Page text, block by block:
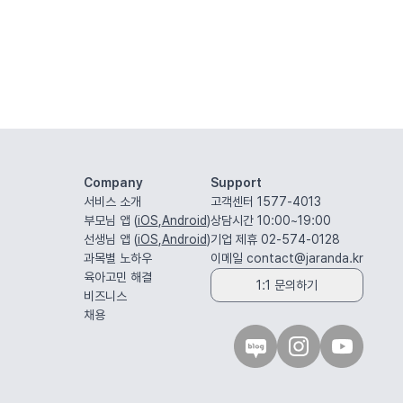
Company
서비스 소개
부모님 앱 (iOS Android)
선생님 앱 (iOS Android)
과목별 노하우
육아고민 해결
비즈니스
채용
Support
고객센터 1577-4013
상담시간 10:00~19:00
기업 제휴 02-574-0128
이메일 contact@jaranda.kr
1:1 문의하기